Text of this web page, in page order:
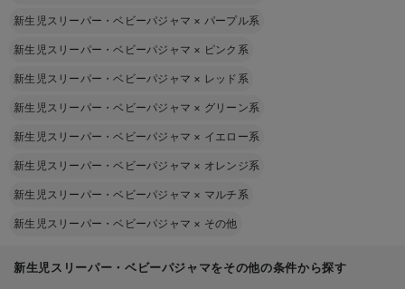
新生児スリーパー・ベビーパジャマ × パープル系
新生児スリーパー・ベビーパジャマ × ピンク系
新生児スリーパー・ベビーパジャマ × レッド系
新生児スリーパー・ベビーパジャマ × グリーン系
新生児スリーパー・ベビーパジャマ × イエロー系
新生児スリーパー・ベビーパジャマ × オレンジ系
新生児スリーパー・ベビーパジャマ × マルチ系
新生児スリーパー・ベビーパジャマ × その他
新生児スリーパー・ベビーパジャマをその他の条件から探す